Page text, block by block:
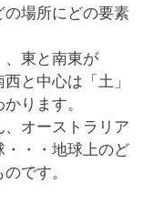
の場所にどの要素
、東と南東が
と中心は「土」
ります。
オーストラリア
・・地球上のど
です。